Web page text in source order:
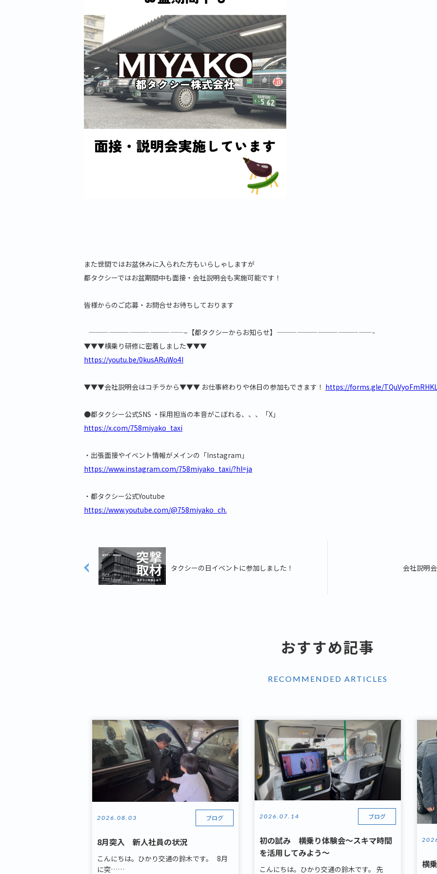
また世間ではお盆休みに入られた方もいらしゃしますが
都タクシーではお盆期間中も面接・会社説明会も実施可能です！
皆様からのご応募・お問合せお待ちしております
——————————————–【都タクシーからお知らせ】——————————————-
▼▼▼横乗り研修に密着しました▼▼▼
https://youtu.be/0kusARuWo4I
▼▼▼会社説明会はコチラから▼▼▼ お仕事終わりや休日の参加もできます！ https://forms.gle/
●都タクシー公式SNS ・採用担当の本音がこぼれる、、、「X」
https://x.com/758miyako_taxi
・出張面接やイベント情報がメインの「Instagram」
https://www.instagram.com/758miyako_taxi/?hl=ja
・都タクシー公式Youtube
https://www.youtube.com/@758miyako_ch.
タクシーの日イベントに参加しました！ 会社説明
おすすめ記事
RECOMMENDED ARTICLES
2026.08.03 ブログ
8月突入 新人社員の状況
こんにちは。ひかり交通の鈴木です。 8月
に突……
2026.07.14 ブログ
初の試み 横乗り体験会～スキマ時間
を活用してみよう～
こんにちは。ひかり交通の鈴木です。 先 横